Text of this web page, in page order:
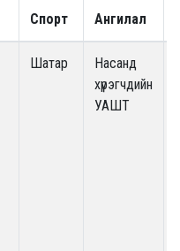
Спорт Ангилал
Шатар
Насанд
хүрэгчдийн
УАШТ